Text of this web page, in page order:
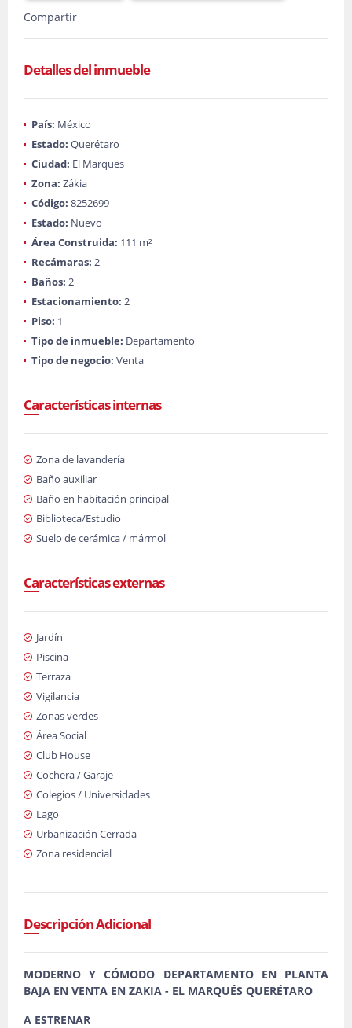
Compartir
Detalles del inmueble
País: México
Estado: Querétaro
Ciudad: El Marques
Zona: Zákia
Código: 8252699
Estado: Nuevo
Área Construida: 111 m²
Recámaras: 2
Baños: 2
Estacionamiento: 2
Piso: 1
Tipo de inmueble: Departamento
Tipo de negocio: Venta
Características internas
Zona de lavandería
Baño auxiliar
Baño en habitación principal
Biblioteca/Estudio
Suelo de cerámica / mármol
Características externas
Jardín
Piscina
Terraza
Vigilancia
Zonas verdes
Área Social
Club House
Cochera / Garaje
Colegios / Universidades
Lago
Urbanización Cerrada
Zona residencial
Descripción Adicional
MODERNO Y CÓMODO DEPARTAMENTO EN PLANTA
BAJA EN VENTA EN ZAKIA - EL MARQUÉS QUERÉTARO
A ESTRENAR